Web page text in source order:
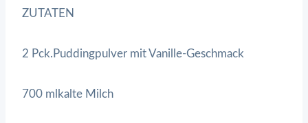
ZUTATEN
2 Pck.Puddingpulver mit Vanille-Geschmack
700 mlkalte Milch